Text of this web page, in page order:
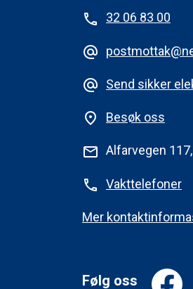
phone
32 06 83 00
alternate_email
alternate_email Send sikker
place Besøk oss
mail Alfarvegen
phone Vakttelefoner
Mer
Følg oss